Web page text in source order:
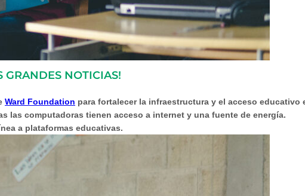
GRANDES NOTICIAS!
Ward Foundation para fortalecer la infraestructura y el acceso educativo
las computadoras tienen acceso a internet y una fuente de energía.
a plataformas educativas.